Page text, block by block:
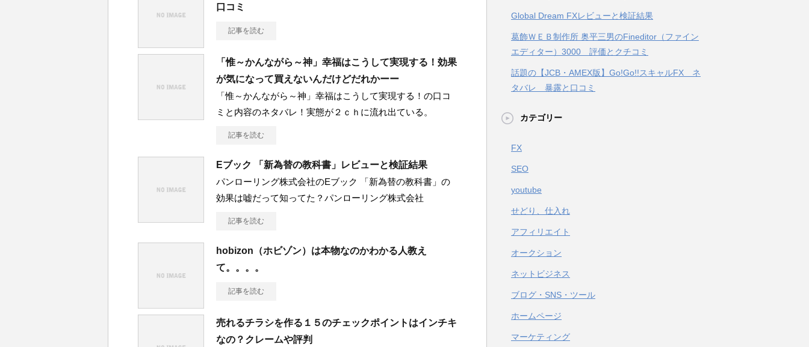
口コミ
記事を読む
「惟～かんながら～神」幸福はこうして実現する！効果
が気になって買えないんだけどだれかーー
「惟～かんながら～神」幸福はこうして実現する！の口コ
ミと内容のネタバレ！実態が２ｃｈに流れ出ている。
記事を読む
Eブック 「新為替の教科書」レビューと検証結果
パンローリング株式会社のEブック 「新為替の教科書」の
効果は嘘だって知ってた？パンローリング株式会社
記事を読む
hobizon（ホビゾン）は本物なのかわかる人教え
て。。。。
記事を読む
売れるチラシを作る１５のチェックポイントはインチキ
なの？クレームや評判
Global Dream FXレビューと検証結果
葛飾ＷＥＢ制作所 奥平三男のFineditor（ファイン
エディター）3000 評価とクチコミ
話題の【JCB・AMEX版】Go!Go!!スキャルFX ネ
タバレ 暴露と口コミ
カテゴリー
FX
SEO
youtube
せどり、仕入れ
アフィリエイト
オークション
ネットビジネス
ブログ・SNS・ツール
ホームページ
マーケティング